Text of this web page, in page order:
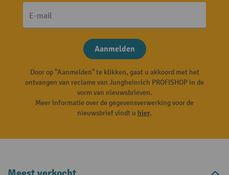
E-mail
Aanmelden
Door op "Aanmelden" te klikken, gaat u akkoord met het
ontvangen van reclame van Jungheinrich PROFISHOP in de
vorm van nieuwsbrieven.
Meer informatie over de gegevensverwerking voor de
nieuwsbrief vindt u hier.